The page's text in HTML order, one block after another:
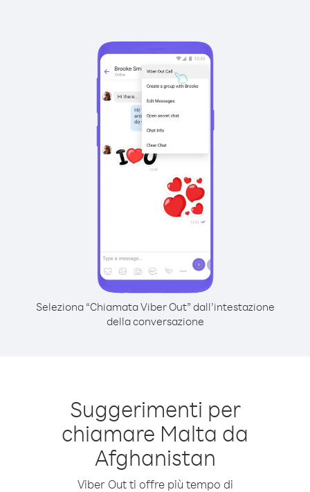
Seleziona “Chiamata Viber Out” dall’intestazione
della conversazione
Suggerimenti per
chiamare Malta da
Afghanistan
Viber Out ti offre più tempo di